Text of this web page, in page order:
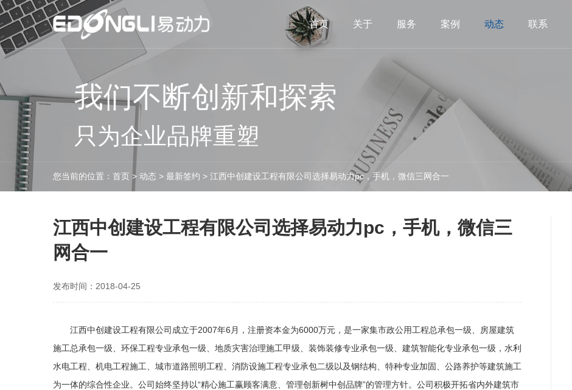
首页 关于 服务 案例 动态 联系
我们不断创新和探索
只为企业品牌重塑
您当前的位置：首页 >动态 >最新签约 >江西中创建设工程有限公司选择易动力pc，手机，微信三网合一
江西中创建设工程有限公司选择易动力pc，手机，微信三
网合一
发布时间：2018-04-25
江西中创建设工程有限公司成立于2007年6月，注册资本金为6000万元，是一家集市政公用工程总承包一级、房屋建筑
施工总承包一级、环保工程专业承包一级、地质灾害治理施工甲级、装饰装修专业承包一级、建筑智能化专业承包一级，水利
水电工程、机电工程施工、城市道路照明工程、消防设施工程专业承包二级以及钢结构、特种专业加固、公路养护等建筑施工
为一体的综合性企业。公司始终坚持以“精心施工赢顾客满意、管理创新树中创品牌”的管理方针。公司积极开拓省内外建筑市